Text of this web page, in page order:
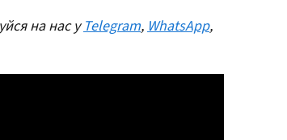
на нас уTelegram, WhatsApp,